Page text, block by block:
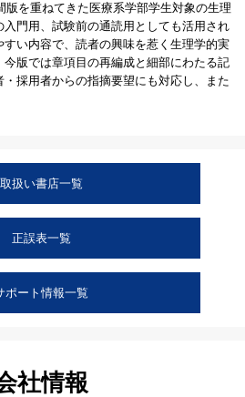
版を重ねてきた医療系学部学生対象の生理
門用、試験前の通読用としても活用され
い内容で、読者の興味を惹く生理学的実
版では章項目の再編成と細部にわたる記
採用者からの指摘要望にも対応し、また
取扱い書店一覧
正誤表一覧
ポート情報一覧
社情報